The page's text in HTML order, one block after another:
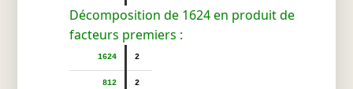
Décomposition de 1624 en produit de
facteurs premiers :
1624 2
812 2